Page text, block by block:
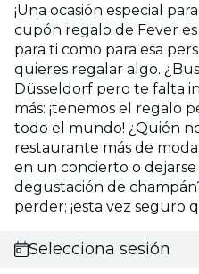
¡Una ocasión especial
cupón regalo de Fever
para ti como para esa
quieres regalar algo.
Düsseldorf pero te falta
más: ¡tenemos el regalo
todo el mundo! ¿Quién
restaurante más de
en un concierto o
degustación de
perder; ¡esta vez seguro
Selecciona sesión